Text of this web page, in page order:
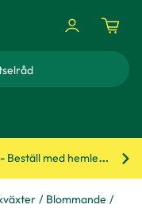
Beställ med hemleverans!
Blommande